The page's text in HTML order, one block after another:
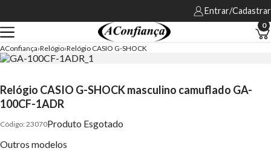
Entrar/Cadastrar
0
AConfiança Relógio Relógio CASIO G-SHOCK
Relógio CASIO G-SHOCK masculino camuflado GA-
100CF-1ADR
23070Produto Esgotado
Outros modelos